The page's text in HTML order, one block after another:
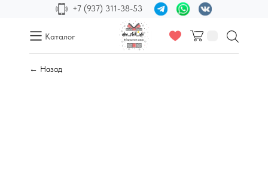
+7 (937) 311-38-53
Каталог
← Назад